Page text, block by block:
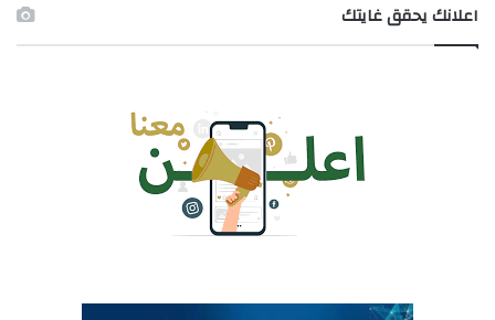
اعلانك يحقق غايتك